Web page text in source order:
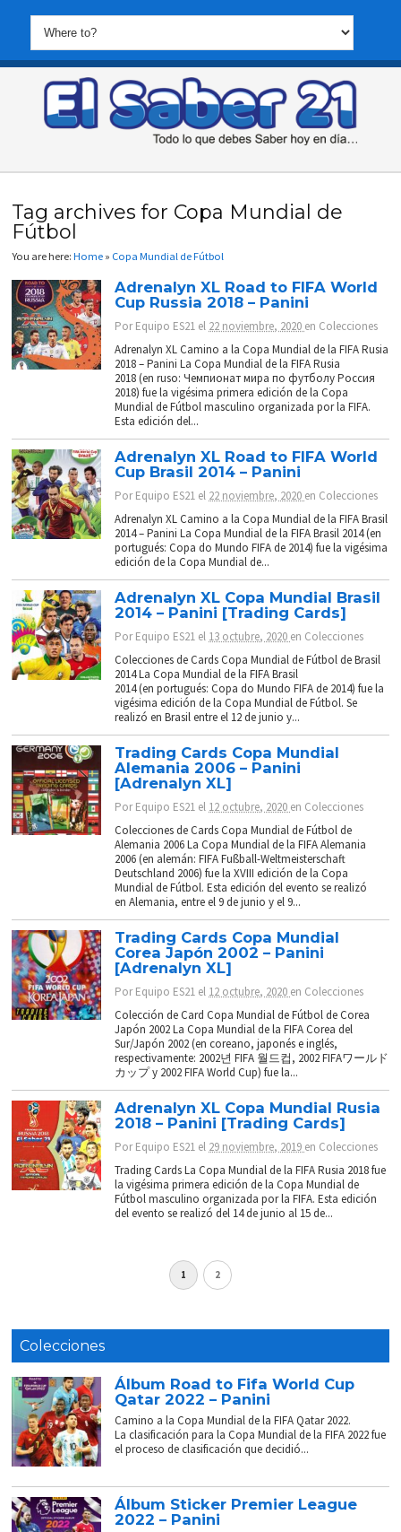
Tag archives for Copa Mundial de
Fútbol
You are here:Home » Copa Mundial de Fútbol
Adrenalyn XL Road to FIFA World
Cup Russia 2018 – Panini
PorEquipo ES21 el 22 noviembre, 2020 en Colecciones
Adrenalyn XL Camino a la Copa Mundial de la FIFA Rusia
2018 – Panini La Copa Mundial de la FIFA Rusia
2018 (en ruso: Чемпионат мира по футболу Россия
2018) fue la vigésima primera edición de la Copa
Mundial de Fútbol masculino organizada por la FIFA.
Esta edición del...
Adrenalyn XL Road to FIFA World
Cup Brasil 2014 – Panini
PorEquipo ES21 el 22 noviembre, 2020 en Colecciones
Adrenalyn XL Camino a la Copa Mundial de la FIFA Brasil
2014 – Panini La Copa Mundial de la FIFA Brasil 2014 (en
portugués: Copa do Mundo FIFA de 2014) fue la vigésima
edición de la Copa Mundial de...
Adrenalyn XL Copa Mundial Brasil
2014 – Panini [Trading Cards]
PorEquipo ES21 el 13 octubre, 2020 en Colecciones
Colecciones de Cards Copa Mundial de Fútbol de Brasil
2014 La Copa Mundial de la FIFA Brasil
2014 (en portugués: Copa do Mundo FIFA de 2014) fue la
vigésima edición de la Copa Mundial de Fútbol. Se
realizó en Brasil entre el 12 de junio y...
Trading Cards Copa Mundial
Alemania 2006 – Panini
[Adrenalyn XL]
PorEquipo ES21 el 12 octubre, 2020 en Colecciones
Colecciones de Cards Copa Mundial de Fútbol de
Alemania 2006 La Copa Mundial de la FIFA Alemania
2006 (en alemán: FIFA Fußball-Weltmeisterschaft
Deutschland 2006) fue la XVIII edición de la Copa
Mundial de Fútbol. Esta edición del evento se realizó
en Alemania, entre el 9 de junio y el 9...
Trading Cards Copa Mundial
Corea Japón 2002 – Panini
[Adrenalyn XL]
PorEquipo ES21 el 12 octubre, 2020 en Colecciones
Colección de Card Copa Mundial de Fútbol de Corea
Japón 2002 La Copa Mundial de la FIFA Corea del
Sur/Japón 2002 (en coreano, japonés e inglés,
respectivamente: 2002년 FIFA 월드컵, 2002 FIFAワールド
カップ y 2002 FIFA World Cup) fue la...
Adrenalyn XL Copa Mundial Rusia
2018 – Panini [Trading Cards]
PorEquipo ES21 el 29 noviembre, 2019 en Colecciones
Trading Cards La Copa Mundial de la FIFA Rusia 2018 fue
la vigésima primera edición de la Copa Mundial de
Fútbol masculino organizada por la FIFA. Esta edición
del evento se realizó del 14 de junio al 15 de...
1 2
Colecciones
Álbum Road to Fifa World Cup
Qatar 2022 – Panini
Camino a la Copa Mundial de la FIFA Qatar 2022.
La clasificación para la Copa Mundial de la FIFA 2022 fue
el proceso de clasificación que decidió...
Álbum Sticker Premier League
2022 – Panini